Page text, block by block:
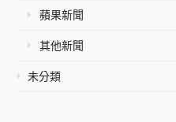
蘋果新聞
其他新聞
未分類